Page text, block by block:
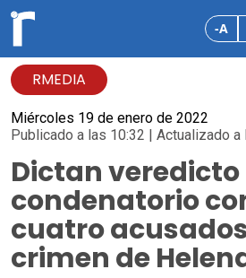
-A
RMEDIA
Miércoles 19 de enero de 2022
Publicado a las 10:32 | Actualizado a
Dictan veredicto
condenatorio
cuatro
crimen de